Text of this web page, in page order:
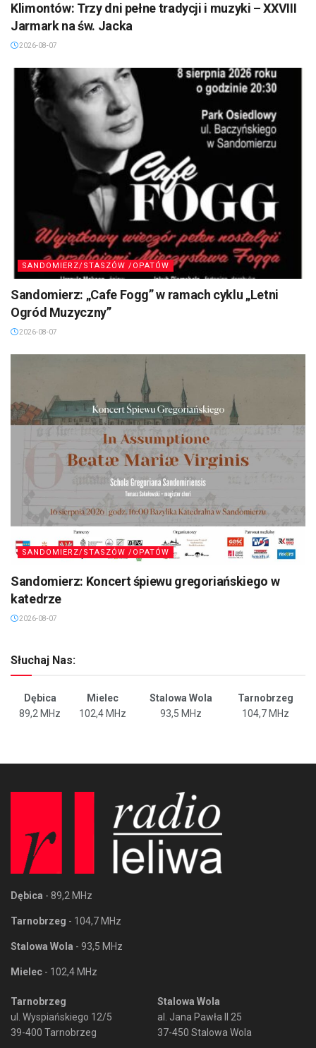
Klimontów: Trzy dni pełne tradycji i muzyki – XXVIII
Jarmark na św. Jacka
2026-08-07
SANDOMIERZ/STASZÓW /OPATÓW
Sandomierz: „Cafe Fogg” w ramach cyklu „Letni
Ogród Muzyczny”
2026-08-07
SANDOMIERZ/STASZÓW /OPATÓW
Sandomierz: Koncert śpiewu gregoriańskiego w
katedrze
2026-08-07
Słuchaj Nas:
Dębica Mielec Stalowa Wola
Tarnobrzeg
89,2 MHz
102,4 MHz 93,5 MHz 104,7 MHz
Dębica - 89,2 MHz
Tarnobrzeg - 104,7 MHz
Stalowa Wola - 93,5 MHz
Mielec - 102,4 MHz
Tarnobrzeg
ul. Wyspiańskiego 12/5
39-400 Tarnobrzeg
Stalowa Wola
al. Jana Pawła II 25
37-450 Stalowa Wola